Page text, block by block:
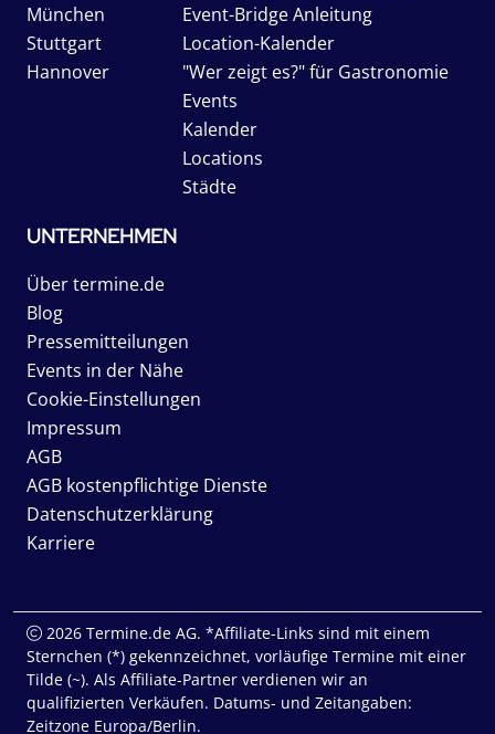
München
Stuttgart
Hannover
Event-Bridge Anleitung
Location-Kalender
"Wer zeigt es?" für Gastronomie
Events
Kalender
Locations
Städte
UNTERNEHMEN
Über termine.de
Blog
Pressemitteilungen
Events in der Nähe
Cookie-Einstellungen
Impressum
AGB
AGB kostenpflichtige Dienste
Datenschutzerklärung
Karriere
2026 Termine.de AG. *Affiliate-Links sind mit einem
Sternchen (*) gekennzeichnet, vorläufige Termine mit einer
Tilde (~). Als Affiliate-Partner verdienen wir an
qualifizierten Verkäufen. Datums- und Zeitangaben:
Zeitzone Europa/Berlin.